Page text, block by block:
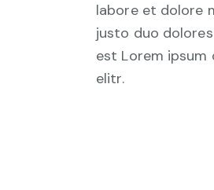
labore et dolore
justo duo
est Lorem
elitr.